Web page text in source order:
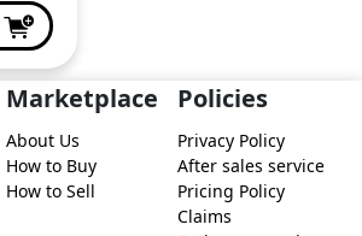
Marketplace
About Us
How to Buy
How to Sell
Policies
Privacy Policy
After sales service
Pricing Policy
Claims